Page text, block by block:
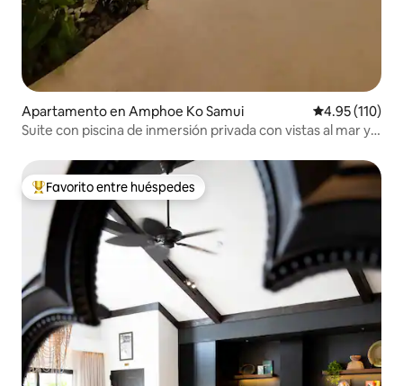
Apartamento en Amphoe Ko Samui Calificación
4.95 (110)
Suite con piscina de inmersión privada con vistas al mar y
Favorito entre huéspedes preferido
Favorito entre huéspedes